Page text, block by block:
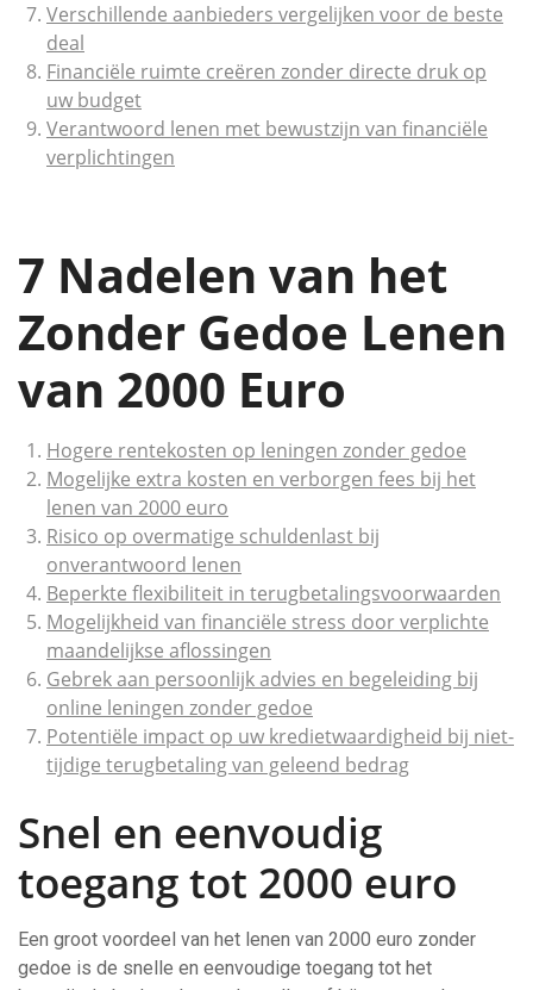
Verschillende aanbieders vergelijken voor de beste
deal
Financiële ruimte creëren zonder directe druk op
uw budget
Verantwoord lenen met bewustzijn van financiële
verplichtingen
7 Nadelen van het
Zonder Gedoe Lenen
van 2000 Euro
Hogere rentekosten op leningen zonder gedoe
Mogelijke extra kosten en verborgen fees bij het
lenen van 2000 euro
Risico op overmatige schuldenlast bij
onverantwoord lenen
Beperkte flexibiliteit in terugbetalingsvoorwaarden
Mogelijkheid van financiële stress door verplichte
maandelijkse aflossingen
Gebrek aan persoonlijk advies en begeleiding bij
online leningen zonder gedoe
Potentiële impact op uw kredietwaardigheid bij niet-
tijdige terugbetaling van geleend bedrag
Snel en eenvoudig
toegang tot 2000 euro
Een groot voordeel van het lenen van 2000 euro zonder
gedoe is de snelle en eenvoudige toegang tot het